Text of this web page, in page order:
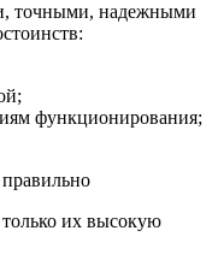
точными, надежными
функционирования;
их высокую